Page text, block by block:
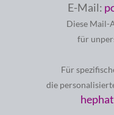
E-Mail:
Diese Mail-
für
Für
die